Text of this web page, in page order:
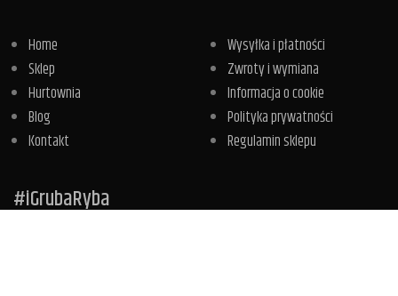
Home
Sklep
Hurtownia
Blog
Kontakt
Wysyłka i płatności
Zwroty i wymiana
Informacja o cookie
Polityka prywatności
Regulamin sklepu
#iGrubaRyba